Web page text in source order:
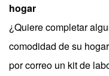
hogar
¿Quiere completar
comodidad de su
por correo un kit de